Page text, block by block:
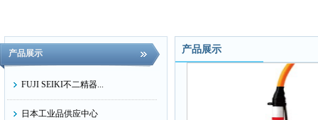
产品展示
FUJI SEIKI不二精器...
日本工业品供应中心
产品展示